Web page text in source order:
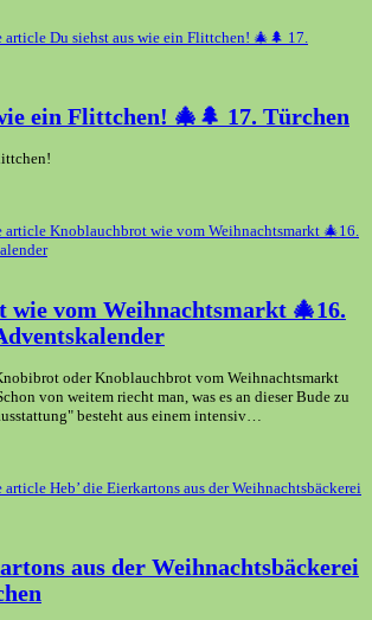
ein Flittchen! 🎄🌲 17. Türchen
wie vom Weihnachtsmarkt 🎄16.
oder Knoblauchbrot vom Weihnachtsmarkt
von weitem riecht man, was es an dieser Bude zu
besteht aus einem intensiv…
aus der Weihnachtsbäckerei